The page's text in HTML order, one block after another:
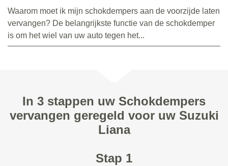
Waarom moet ik mijn schokdempers aan de voorzijde laten
vervangen? De belangrijkste functie van de schokdemper
is om het wiel van uw auto tegen het...
In 3 stappen uw Schokdempers
vervangen geregeld voor uw Suzuki
Liana
Stap 1